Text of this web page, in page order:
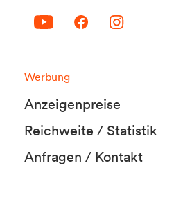
Werbung
Anzeigenpreise
Reichweite / Statistik
Anfragen / Kontakt